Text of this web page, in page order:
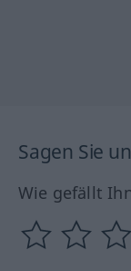
Sagen Sie
Wie gefällt